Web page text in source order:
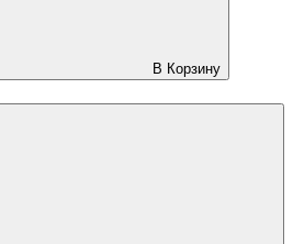
В Корзину